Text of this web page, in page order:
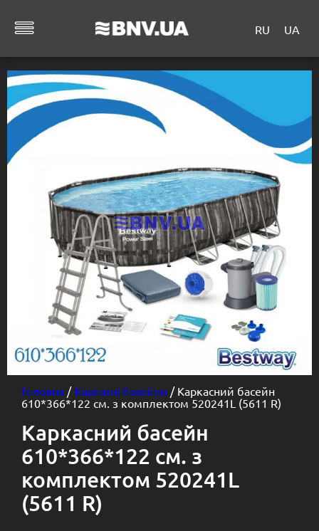
RU UA
Головна / Каркасні басейни / Каркасний басейн
610*366*122 см. з комплектом 520241L (5611 R)
Каркасний басейн
610*366*122 см. з
комплектом 520241L
(5611 R)